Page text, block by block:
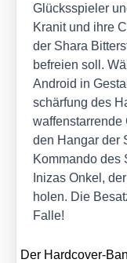
Glücks­spie­ler
Kra­nit und ihre
der Sha­ra
befrei­en soll.
Android in
schär­fung des
waf­fen­star­ren­de
den Han­gar der
Kom­man­do des
Ini­zas Onkel,
ho­len. Die
Fal­le!
Der Hard­co­ver-